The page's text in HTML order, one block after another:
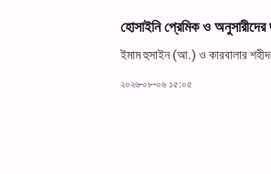
হোসাইনি প্রেমিক ও
ইমাম হুসাইন (আ.) ও কারবালার
২০২৬-০৮-০৬ ১৫:০৫